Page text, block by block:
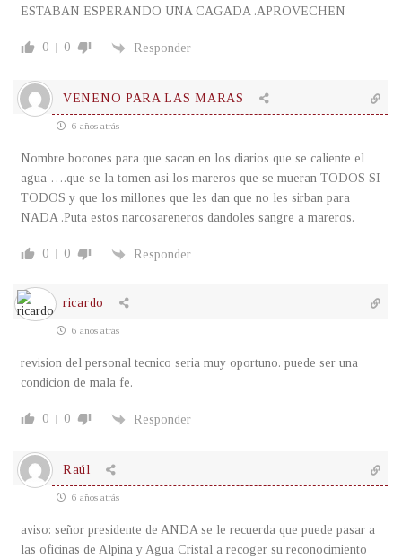
ESTABAN ESPERANDO UNA CAGADA .APROVECHEN
0 0 Responder
VENENO PARA LAS MARAS
6 años atrás
Nombre bocones para que sacan en los diarios que se caliente el
agua ….que se la tomen asi los mareros que se mueran TODOS SI
TODOS y que los millones que les dan que no les sirban para
NADA .Puta estos narcosareneros dandoles sangre a mareros.
0 0 Responder
ricardo
6 años atrás
revision del personal tecnico seria muy oportuno. puede ser una
condicion de mala fe.
0 0 Responder
Raúl
6 años atrás
aviso: señor presidente de ANDA se le recuerda que puede pasar a
las oficinas de Alpina y Agua Cristal a recoger su reconocimiento